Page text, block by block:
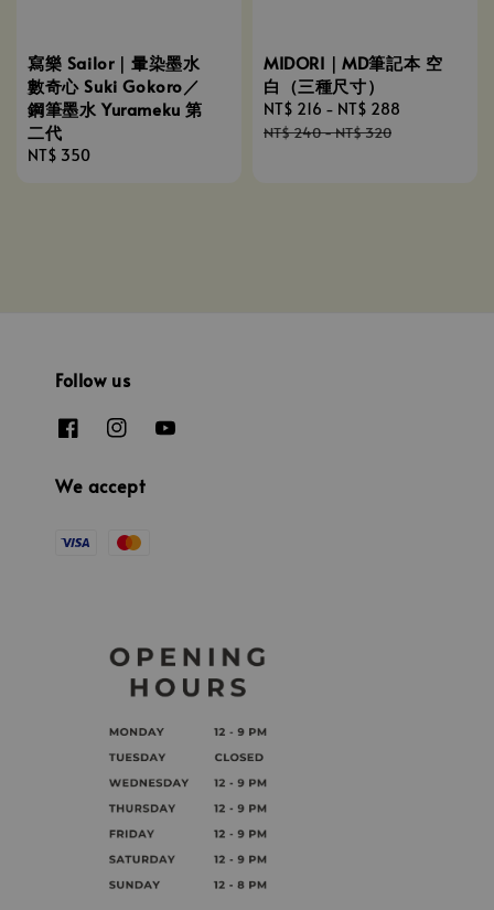
寫樂 Sailor｜暈染墨水
數奇心 Suki Gokoro／
鋼筆墨水 Yurameku 第
二代
Regular
NT$ 350
MIDORI｜MD筆記本 空
白（三種尺寸）
Sale
price
NT$ 216 - NT$ 288
NT$ 240-NT$ 320
Follow us
We accept